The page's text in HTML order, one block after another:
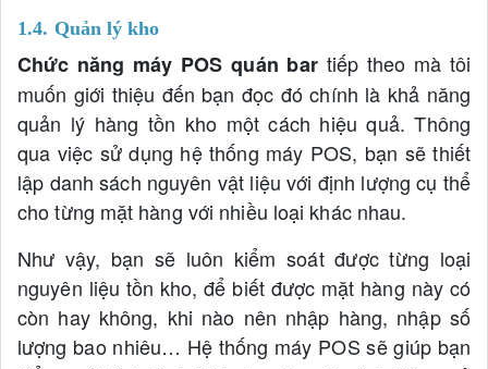
1.4. Quản lý kho
Chức năng máy POS quán bar tiếp theo mà tôi
muốn giới thiệu đến bạn đọc đó chính là khả năng
quản lý hàng tồn kho một cách hiệu quả. Thông
qua việc sử dụng hệ thống máy POS, bạn sẽ thiết
lập danh sách nguyên vật liệu với định lượng cụ thể
cho từng mặt hàng với nhiều loại khác nhau.
Như vậy, bạn sẽ luôn kiểm soát được từng loại
nguyên liệu tồn kho, để biết được mặt hàng này có
còn hay không, khi nào nên nhập hàng, nhập số
lượng bao nhiêu… Hệ thống máy POS sẽ giúp bạn